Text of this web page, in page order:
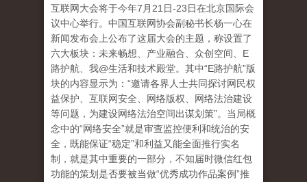
互联网大会将于今年7月21日-23日在北京国际会
议中心举行。中国互联网协会副秘书长杨一心在
新闻发布会上公布了这届大会的主题，称设置了
六大板块：未来畅想、产业融合、众创空间、E
路护航、我@生活和技术殿堂。其中“E路护航”版
块的内容显示为：“邀请各界人士共同探讨网民权
益保护、互联网安全、网络版权、网络法治建设
等问题，为建设网络法治空间出谋划策”。当局概
念中的“网络安全”就是审查监控便利和统治的安
全，既能保证“稳定”和利益又能全面推行实名
制，就是其中重要的一部分，不知届时微信红包
功能的策划是否要被当做“优秀成功作品案例”推